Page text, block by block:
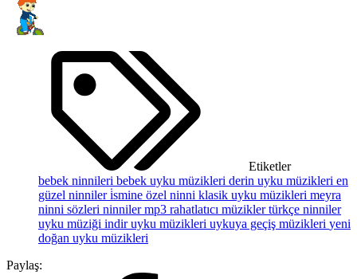
Etiketler
bebek ninnileri bebek uyku müzikleri derin uyku müzikleri en
güzel ninnileri̇smine özel ninni klasik uyku müzikleri meyra
ninni sözleri ninniler mp3 rahatlatıcı müziklertürkçe ninniler
uyku müziği indiruyku müzikleri uykuya geçiş müzikleri yeni
doğan uyku müzikleri
Paylaş: